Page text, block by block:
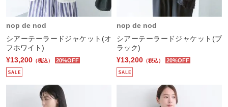
nop de nod
シアーテーラードジャケット(オ
フホワイト)
¥13,200 （税込） 20%OFF
nop de nod
シアーテーラードジャケット(ブ
ラック)
¥13,200 （税込） 20%OFF